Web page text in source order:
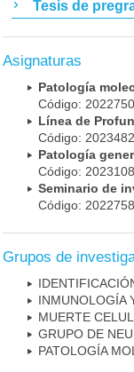
Tesis de
Asignaturas
Patología
Código:
Línea de
Código:
Patología
Código:
Seminario de
Código:
Grupos de
INMUNOLOGÍA
MUERTE
GRUPO DE
PATOLOGÍA